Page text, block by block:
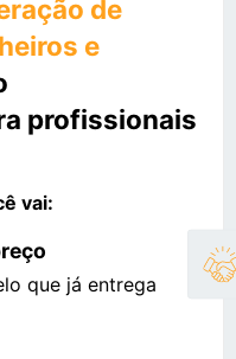
de
e
profissionais
vai:
que já entrega